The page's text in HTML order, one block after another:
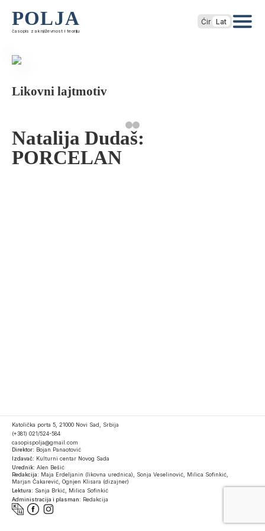
POLJA
časopis za književnost i teoriju
Ćir Lat
Likovni lajtmotiv
Natalija Dudaš:
PORCELAN
Katolička porta 5, 21000 Novi Sad, Srbija
(+381) 021/524-584
casopispolja@gmail.com
Direktor: Bojan Panaotović
Izdavač: Kulturni centar Novog Sada
Urednik: Alen Bešić
Redakcija: Maja Erdeljanin (likovna urednica), Sonja Veselinović, Milica Sofinkić,
Marjan Čakarević, Ognjen Klisara (dizajner)
Lektura: Sanja Brkić, Milica Sofinkić
Administracija i plasman: Redakcija